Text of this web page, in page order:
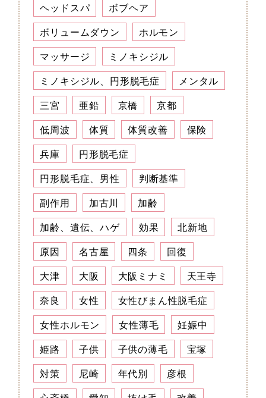
ヘッドスパ
ボブヘア
ボリュームダウン
ホルモン
マッサージ
ミノキシジル
ミノキシジル、円形脱毛症
メンタル
三宮
亜鉛 京橋
京都
低周波
体質 体質改善
保険
兵庫
円形脱毛症
円形脱毛症、男性
判断基準
副作用
加古川
加齢
加齢、遺伝、ハゲ
効果
北新地
原因
名古屋 四条
回復
大津
大阪 大阪ミナミ
天王寺
奈良
女性
女性びまん性脱毛症
女性ホルモン
女性薄毛
妊娠中
姫路
子供 子供の薄毛
宝塚
対策
尼崎 年代別
彦根